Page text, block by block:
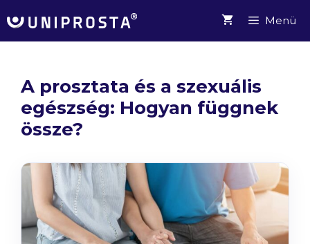
tartalomba
Menü
A prosztata és a szexuális
egészség: Hogyan függnek
össze?